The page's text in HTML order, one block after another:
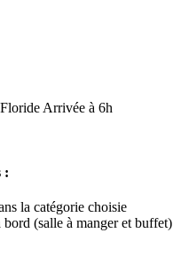
Arrivée à 6h
:
la catégorie choisie
bord (salle à manger et buffet)